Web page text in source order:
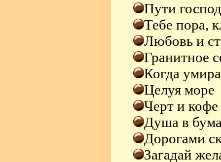
Пути
Тебе пора,
Любовь и
Гранитное
Когда
Целуя море
Черт и кофе
Душа в
Дорогами
Загадай